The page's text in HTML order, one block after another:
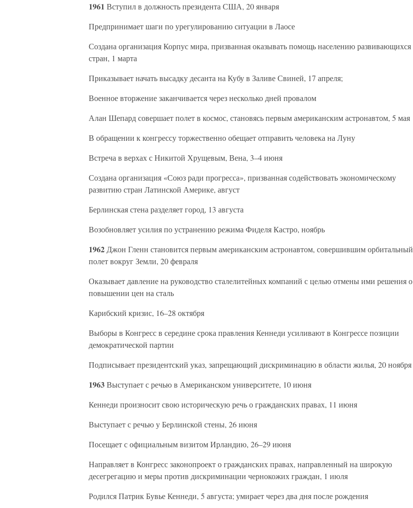
1961 Вступил в должность президента США, 20 января
Предпринимает шаги по урегулированию ситуации в Лаосе
Создана организация Корпус мира, призванная оказывать помощь населению развивающихся
стран, 1 марта
Приказывает начать высадку десанта на Кубу в Заливе Свиней, 17 апреля;
Военное вторжение заканчивается через несколько дней провалом
Алан Шепард совершает полет в космос, становясь первым американским астронавтом, 5 мая
В обращении к конгрессу торжественно обещает отправить человека на Луну
Встреча в верхах с Никитой Хрущевым, Вена, 3–4 июня
Создана организация «Союз ради прогресса», призванная содействовать экономическому
развитию стран Латинской Америке, август
Берлинская стена разделяет город, 13 августа
Возобновляет усилия по устранению режима Фиделя Кастро, ноябрь
1962 Джон Гленн становится первым американским астронавтом, совершившим орбитальный
полет вокруг Земли, 20 февраля
Оказывает давление на руководство сталелитейных компаний с целью отмены ими решения о
повышении цен на сталь
Карибский кризис, 16–28 октября
Выборы в Конгресс в середине срока правления Кеннеди усиливают в Конгрессе позиции
демократической партии
Подписывает президентский указ, запрещающий дискриминацию в области жилья, 20 ноября
1963Выступает с речью в Американском университете, 10 июня
Кеннеди произносит свою историческую речь о гражданских правах, 11 июня
Выступает с речью у Берлинской стены, 26 июня
Посещает с официальным визитом Ирландию, 26–29 июня
Направляет в Конгресс законопроект о гражданских правах, направленный на широкую
десегрегацию и меры против дискриминации чернокожих граждан, 1 июля
Родился Патрик Бувье Кеннеди, 5 августа; умирает через два дня после рождения